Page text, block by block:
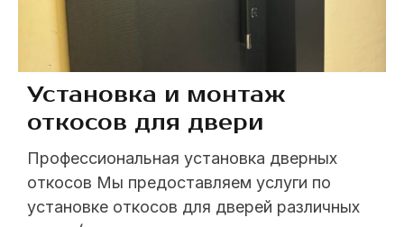
Установка и монтаж
откосов для двери
Профессиональная установка дверных
откосов Мы предоставляем услуги по
установке откосов для дверей различных